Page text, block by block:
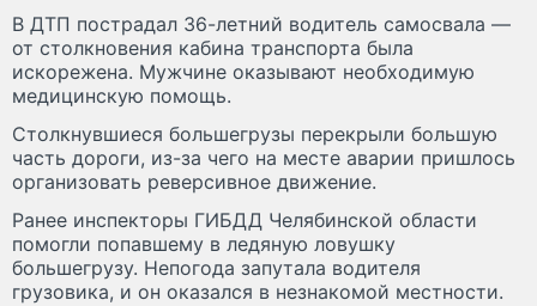
В ДТП пострадал 36-летний водитель самосвала —
от столкновения кабина транспорта была
искорежена. Мужчине оказывают необходимую
медицинскую помощь.
Столкнувшиеся большегрузы перекрыли большую
часть дороги, из-за чего на месте аварии пришлось
организовать реверсивное движение.
Ранее инспекторы ГИБДД Челябинской области
помогли попавшему в ледяную ловушку
большегрузу. Непогода запутала водителя
грузовика, и он оказался в незнакомой местности.